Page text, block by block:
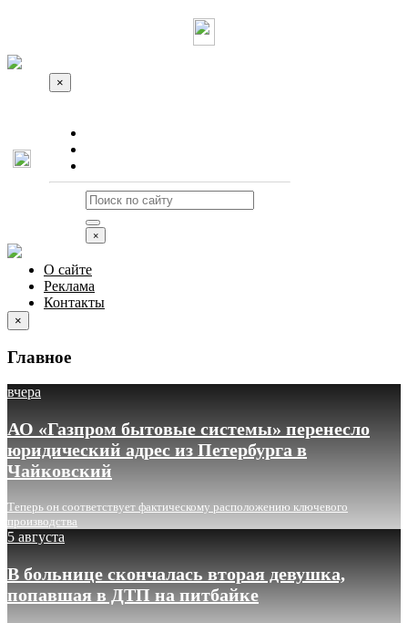
×
×
О сайте
Реклама
Контакты
×
Главное
вчера
АО «Газпром бытовые системы» перенесло
юридический адрес из Петербурга в
Чайковский
Теперь он соответствует фактическому расположению ключевого
производства
5 августа
В больнице скончалась вторая девушка,
попавшая в ДТП на питбайке